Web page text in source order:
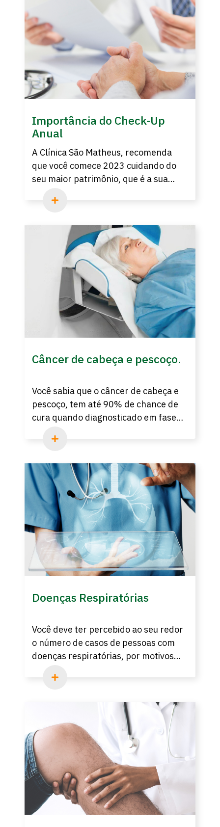
Importância do Check-Up
Anual
A Clínica São Matheus, recomenda
que você comece 2023 cuidando do
seu maior patrimônio, que é a sua
sobre a importância de se realizar um
Câncer de cabeça e pescoço.
Você sabia que o câncer de cabeça e
pescoço, tem até 90% de chance de
cura quando diagnosticado em fase
sabendo quais os sintomas e como
doença.
Doenças Respiratórias
Você deve ter percebido ao seu redor
o número de casos de pessoas com
doenças respiratórias, por motivos
doenças como a COVID-19. Te
artigo em nosso blog para você saber
tudo sobre esse assunto tão
relevante.